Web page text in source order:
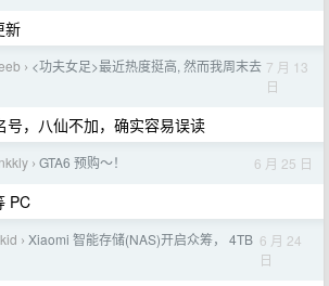
新
› <功夫女足>最近热度挺高, 然而我周末去 7 月 13
日
号，八仙不加，确实容易误读
› GTA6 预购～！ 6 月 25 日
PC
› Xiaomi 智能存储(NAS)开启众筹， 4TB 6 月 24
日